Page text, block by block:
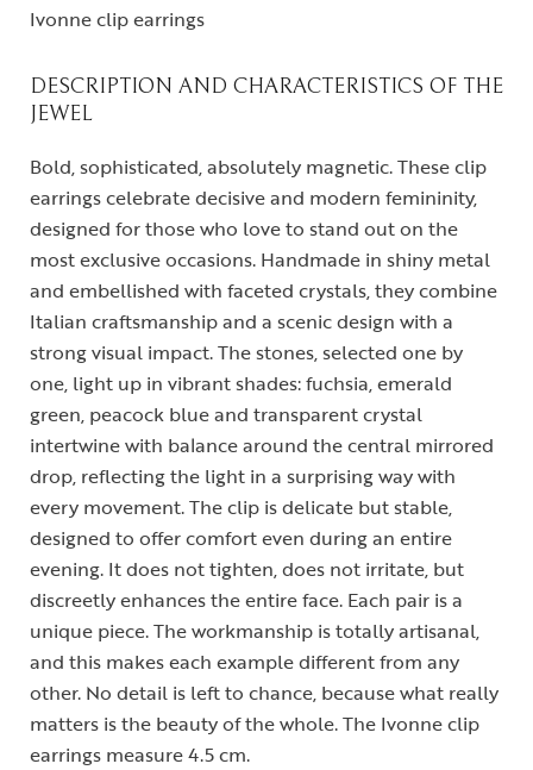
Ivonne clip earrings
DESCRIPTION AND CHARACTERISTICS OF THE
JEWEL
Bold, sophisticated, absolutely magnetic. These clip
earrings celebrate decisive and modern femininity,
designed for those who love to stand out on the
most exclusive occasions. Handmade in shiny metal
and embellished with faceted crystals, they combine
Italian craftsmanship and a scenic design with a
strong visual impact. The stones, selected one by
one, light up in vibrant shades: fuchsia, emerald
green, peacock blue and transparent crystal
intertwine with balance around the central mirrored
drop, reflecting the light in a surprising way with
every movement. The clip is delicate but stable,
designed to offer comfort even during an entire
evening. It does not tighten, does not irritate, but
discreetly enhances the entire face. Each pair is a
unique piece. The workmanship is totally artisanal,
and this makes each example different from any
other. No detail is left to chance, because what really
matters is the beauty of the whole. The Ivonne clip
earrings measure 4.5 cm.